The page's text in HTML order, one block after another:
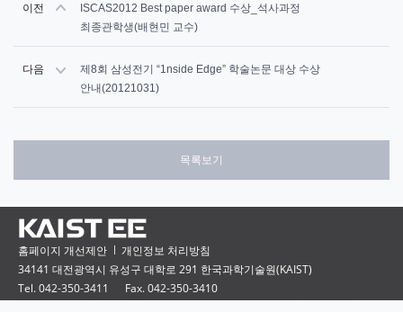
이전
ISCAS2012 Best paper award 수상_석사과정
최종관학생(배현민 교수)
다음
제8회 삼성전기 “1nside Edge” 학술논문 대상 수상
안내(20121031)
목록보기
34141 대전광역시 유성구 대학로 291 한국과학기술원(KAIST)
Tel. 042-350-3411
Fax. 042-350-3410
홈페이지 개선제안 개인정보 처리방침